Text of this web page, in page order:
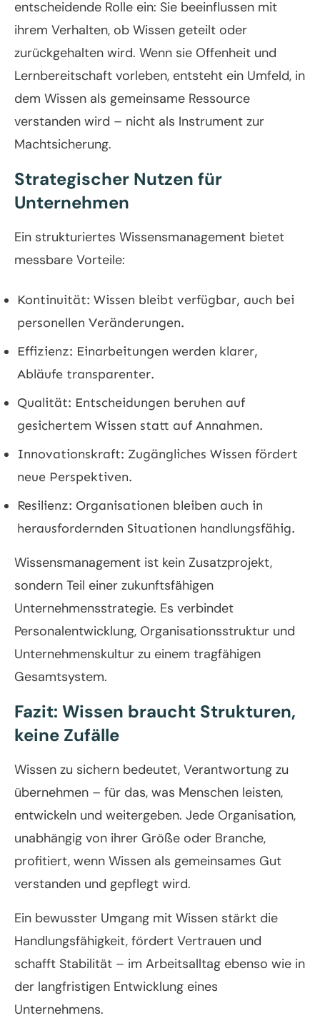
entscheidende Rolle ein: Sie beeinflussen mit
ihrem Verhalten, ob Wissen geteilt oder
zurückgehalten wird. Wenn sie Offenheit und
Lernbereitschaft vorleben, entsteht ein Umfeld, in
dem Wissen als gemeinsame Ressource
verstanden wird – nicht als Instrument zur
Machtsicherung.
Strategischer Nutzen für
Unternehmen
Ein strukturiertes Wissensmanagement bietet
messbare Vorteile:
Kontinuität: Wissen bleibt verfügbar, auch bei
personellen Veränderungen.
Effizienz: Einarbeitungen werden klarer,
Abläufe transparenter.
Qualität: Entscheidungen beruhen auf
gesichertem Wissen statt auf Annahmen.
Innovationskraft: Zugängliches Wissen fördert
neue Perspektiven.
Resilienz: Organisationen bleiben auch in
herausfordernden Situationen handlungsfähig.
Wissensmanagement ist kein Zusatzprojekt,
sondern Teil einer zukunftsfähigen
Unternehmensstrategie. Es verbindet
Personalentwicklung, Organisationsstruktur und
Unternehmenskultur zu einem tragfähigen
Gesamtsystem.
Fazit: Wissen braucht Strukturen,
keine Zufälle
Wissen zu sichern bedeutet, Verantwortung zu
übernehmen – für das, was Menschen leisten,
entwickeln und weitergeben. Jede Organisation,
unabhängig von ihrer Größe oder Branche,
profitiert, wenn Wissen als gemeinsames Gut
verstanden und gepflegt wird.
Ein bewusster Umgang mit Wissen stärkt die
Handlungsfähigkeit, fördert Vertrauen und
schafft Stabilität – im Arbeitsalltag ebenso wie in
der langfristigen Entwicklung eines
Unternehmens.